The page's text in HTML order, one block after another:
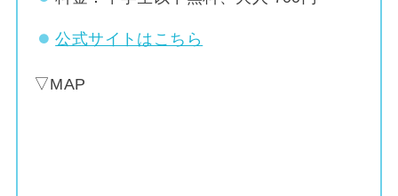
公式サイトはこちら
▽MAP